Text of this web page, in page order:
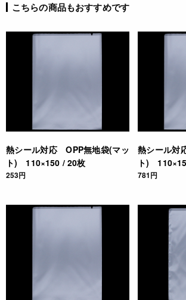
こちらの商品もおすすめです
熱シール対応 OPP無地袋(マッ
ト) 110×150 / 20枚
253円
熱シール対
ト)
781円